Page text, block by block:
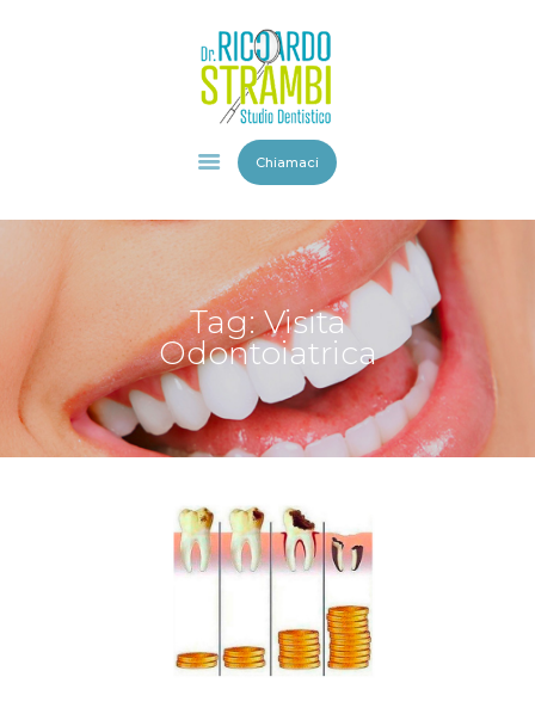
Chiamaci
Tag: Visita
Odontoiatrica
HOME
DENTISTICO
STAFF
SERVIZI
VIDEO
GALLERY
BLOG
CONTATTI